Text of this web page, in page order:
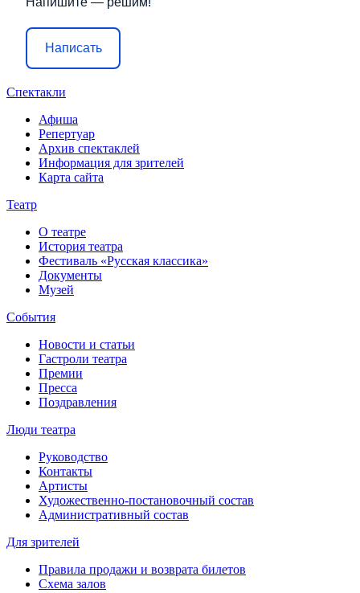
Написать
Спектакли
Афиша
Репертуар
Архив спектаклей
Информация для зрителей
Карта сайта
Театр
О театре
История театра
Фестиваль «Русская классика»
Документы
Музей
События
Новости и статьи
Гастроли театра
Премии
Пресса
Поздравления
Люди театра
Руководство
Контакты
Артисты
Художественно-постановочный состав
Административный состав
Для зрителей
Правила продажи и возврата билетов
Схема залов